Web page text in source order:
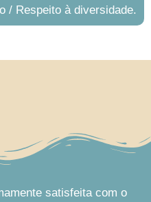
/ Respeito à diversidade.
satisfeita com o